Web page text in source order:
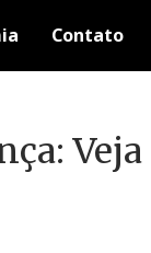
Contato
Veja